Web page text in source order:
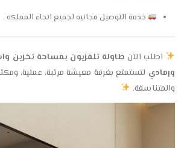
خدمة التوصيل مجانيه لجميع انحاء المملكه .
اطلب الآن طاولة تلفزيون بمساحة تخزين
ورمادي لتستمتع بغرفة معيشة مرتبة، عملية،
والمتناسقة.